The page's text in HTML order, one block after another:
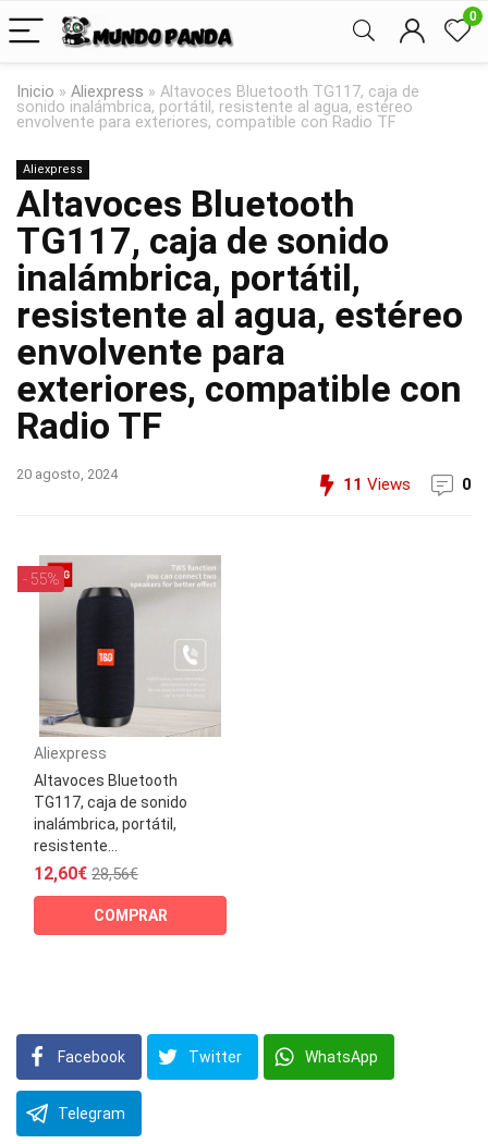
0
Inicio » Aliexpress » Altavoces Bluetooth TG117, caja de
sonido inalámbrica, portátil, resistente al agua, estéreo
envolvente para exteriores, compatible con Radio TF
Aliexpress
Altavoces Bluetooth
TG117, caja de sonido
inalámbrica, portátil,
resistente al agua, estéreo
envolvente para
exteriores, compatible con
Radio TF
20 agosto, 2024
11 Views 0
- 55%
Aliexpress
Altavoces Bluetooth
TG117, caja de sonido
inalámbrica, portátil,
resistente...
12,60€ 28,56€
COMPRAR
Facebook Twitter WhatsApp
Telegram